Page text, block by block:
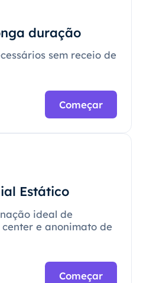
duração
sem receio de
Começar
Estático
ideal de
e anonimato de
Começar